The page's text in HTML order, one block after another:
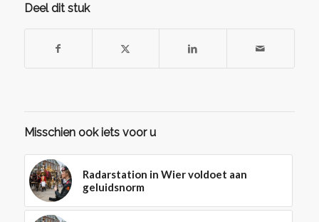
Deel dit stuk
Misschien ook iets voor u
Radarstation in Wier voldoet aan
geluidsnorm